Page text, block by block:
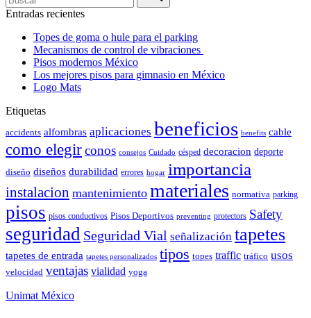
Entradas recientes
Topes de goma o hule para el parking
Mecanismos de control de vibraciones
Pisos modernos México
Los mejores pisos para gimnasio en México
Logo Mats
Etiquetas
accidents alfombras aplicaciones beneficios benefits cable
como elegirconos consejos Cuidado césped decoracion deporte
diseño diseños durabilidad errores hogar importancia
instalacion mantenimiento materiales normativa parking
pisos pisos conductivos Pisos Deportivos preventing protectors Safety
seguridad Seguridad Vial señalización tapetes
tapetes de entrada tapetes personalizados tipos topes traffic tráfico usos
velocidad ventajas vialidad yoga
Unimat México